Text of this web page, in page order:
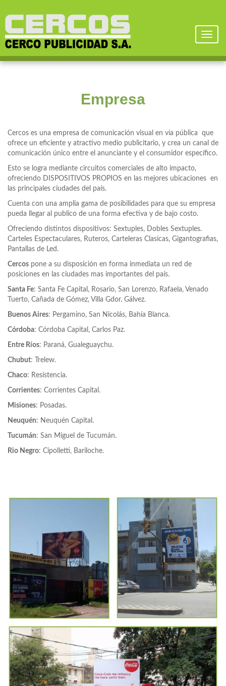
Empresa
Cercos es una empresa de comunicación visual en vía pública que
ofrece un eficiente y atractivo medio publicitario, y crea un canal de
comunicación único entre el anunciante y el consumidor específico.
Esto se logra mediante circuitos comerciales de alto impacto,
ofreciendo DISPOSITIVOS PROPIOS en las mejores ubicaciones en
las principales ciudades del país.
Cuenta con una amplia gama de posibilidades para que su empresa
pueda llegar al publico de una forma efectiva y de bajo costo.
Ofreciendo distintos dispositivos: Sextuples, Dobles Sextuples.
Carteles Espectaculares, Ruteros, Carteleras Clasicas, Gigantografias,
Pantallas de Led.
Cercos pone a su disposición en forma inmediata un red de
posiciones en las ciudades mas importantes del país.
Santa Fe: Santa Fe Capital, Rosario, San Lorenzo, Rafaela, Venado
Tuerto, Cañada de Gómez, Villa Gdor. Gálvez.
Buenos Aires: Pergamino, San Nicolás, Bahía Blanca.
Córdoba: Córdoba Capital, Carlos Paz.
Entre Ríos: Paraná, Gualeguaychu.
Chubut: Trelew.
Chaco: Resistencia.
Corrientes: Corrientes Capital.
Misiones: Posadas.
Neuquén: Neuquén Capital.
Tucumán: San Miguel de Tucumán.
Rio Negro: Cipolletti, Bariloche.